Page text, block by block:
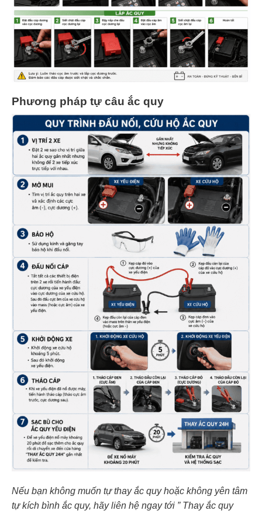
Phương pháp tự câu ắc quy
Nếu bạn không muốn tự thay ắc quy hoặc không yên tâm
tự kích bình ắc quy, hãy liên hệ ngay tới ” Thay ắc quy